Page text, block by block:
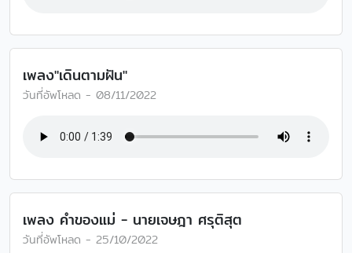
เพลง"เดินตามฝัน"
วันที่อัพโหลด - 08/11/2022
เพลง คำของแม่ - นายเจษฎา ศรุติสุต
วันที่อัพโหลด - 25/10/2022